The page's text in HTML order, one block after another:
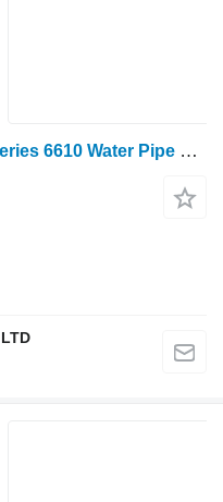
Ahjulõõrid Ford 600, 100, 10 Series 6610 Water Pipe Manifold C5ne8594a, C7nn8594 C5NE8594A tüübi jaoks ratastraktori